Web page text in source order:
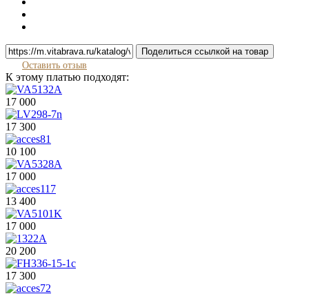
Поделиться ссылкой на товар
Оставить отзыв
К этому платью подходят:
17 000
17 300
10 100
17 000
13 400
17 000
20 200
17 300